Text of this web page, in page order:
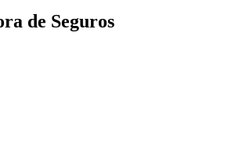
de Seguros